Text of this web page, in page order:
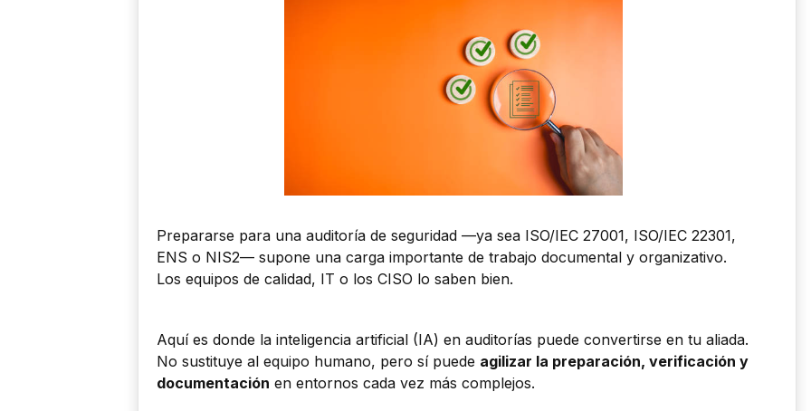
Prepararse para una auditoría de seguridad —ya sea ISO/IEC 27001, ISO/IEC 22301,
ENS o NIS2— supone una carga importante de trabajo documental y organizativo.
Los equipos de calidad, IT o los CISO lo saben bien.
Aquí es donde la inteligencia artificial (IA) en auditorías puede convertirse en tu aliada.
No sustituye al equipo humano, pero sí puede agilizar la preparación, verificación y
documentación en entornos cada vez más complejos.